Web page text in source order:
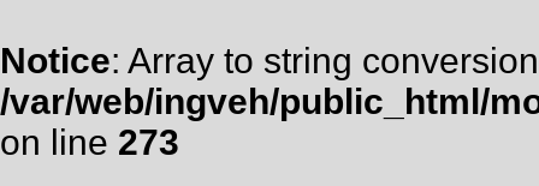
Notice: Array to string
/var/web/ingveh/public_html/
on line 273